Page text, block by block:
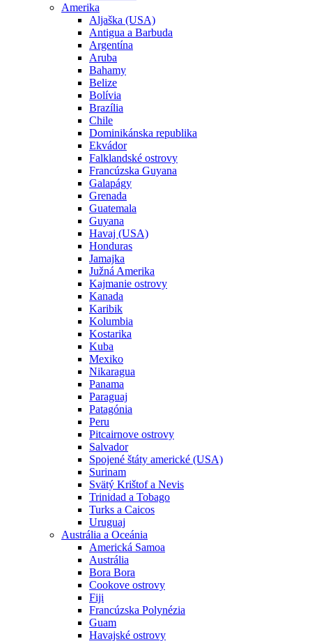
Amerika
Aljaška (USA)
Antigua a Barbuda
Argentína
Aruba
Bahamy
Belize
Bolívia
Brazília
Chile
Dominikánska republika
Ekvádor
Falklandské ostrovy
Francúzska Guyana
Galapágy
Grenada
Guatemala
Guyana
Havaj (USA)
Honduras
Jamajka
Južná Amerika
Kajmanie ostrovy
Kanada
Karibik
Kolumbia
Kostarika
Kuba
Mexiko
Nikaragua
Panama
Paraguaj
Patagónia
Peru
Pitcairnove ostrovy
Salvador
Spojené štáty americké (USA)
Surinam
Svätý Krištof a Nevis
Trinidad a Tobago
Turks a Caicos
Uruguaj
Austrália a Oceánia
Americká Samoa
Austrália
Bora Bora
Cookove ostrovy
Fiji
Francúzska Polynézia
Guam
Havajské ostrovy